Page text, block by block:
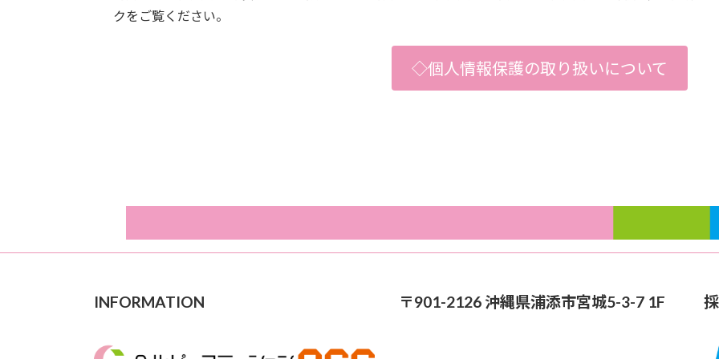
クをご覧ください。
◇個人情報保護の取り扱いについて
INFORMATION 〒901-2126 沖縄県浦添市宮城5-3-7 1F